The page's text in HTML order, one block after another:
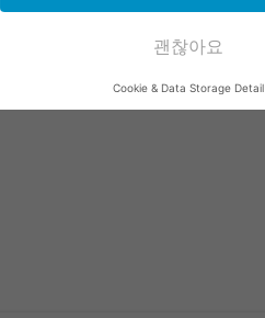
괜찮아요
Cookie & Data Storage Detail